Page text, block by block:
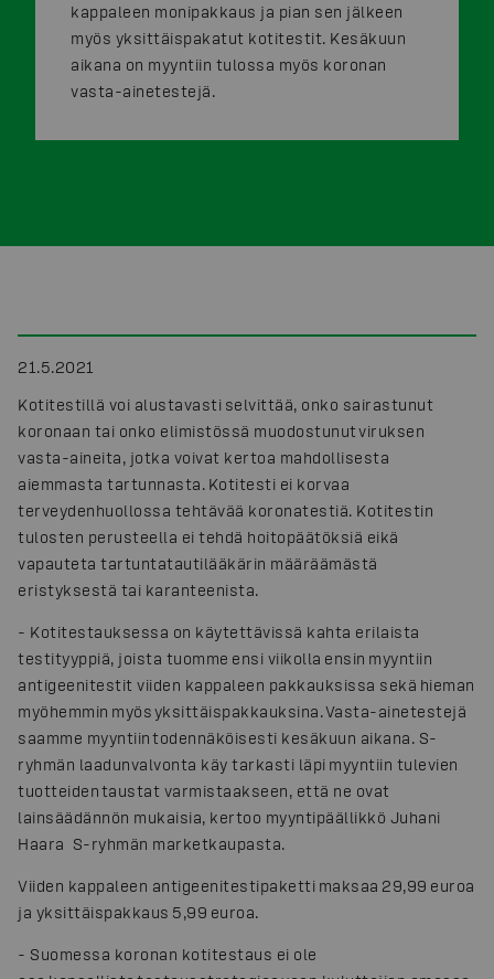
kappaleen monipakkaus ja pian sen jälkeen
myös yksittäispakatut kotitestit. Kesäkuun
aikana on myyntiin tulossa myös koronan
vasta-ainetestejä.
21.5.2021
Kotitestillä voi alustavasti selvittää, onko sairastunut
koronaan tai onko elimistössä muodostunut viruksen
vasta-aineita, jotka voivat kertoa mahdollisesta
aiemmasta tartunnasta. Kotitesti ei korvaa
terveydenhuollossa tehtävää koronatestiä. Kotitestin
tulosten perusteella ei tehdä hoitopäätöksiä eikä
vapauteta tartuntatautilääkärin määräämästä
eristyksestä tai karanteenista.
- Kotitestauksessa on käytettävissä kahta erilaista
testityyppiä, joista tuomme ensi viikolla ensin myyntiin
antigeenitestit viiden kappaleen pakkauksissa sekä hieman
myöhemmin myös yksittäispakkauksina. Vasta-ainetestejä
saamme myyntiin todennäköisesti kesäkuun aikana. S-
ryhmän laadunvalvonta käy tarkasti läpi myyntiin tulevien
tuotteiden taustat varmistaakseen, että ne ovat
lainsäädännön mukaisia, kertoo myyntipäällikkö Juhani
Haara S-ryhmän marketkaupasta.
Viiden kappaleen antigeenitestipaketti maksaa 29,99 euroa
ja yksittäispakkaus 5,99 euroa.
- Suomessa koronan kotitestaus ei ole